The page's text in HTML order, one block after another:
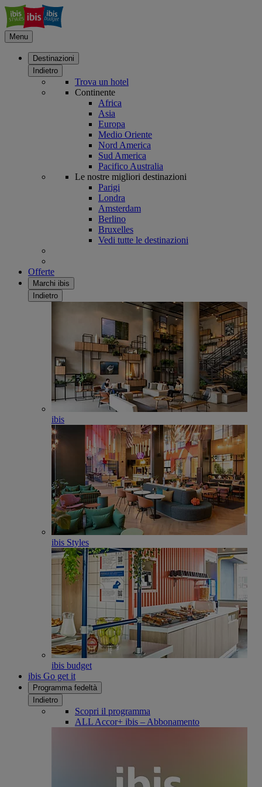
Menu
Destinazioni
Indietro
Trova un hotel
Continente
Africa
Asia
Europa
Medio Oriente
Nord America
Sud America
Pacifico Australia
Le nostre migliori destinazioni
Parigi
Londra
Amsterdam
Berlino
Bruxelles
Vedi tutte le destinazioni
Offerte
Marchi ibis
Indietro
ibis
ibis Styles
ibis budget
ibis Go get it
Programma fedeltà
Indietro
Scopri il programma
ALL Accor+ ibis – Abbonamento